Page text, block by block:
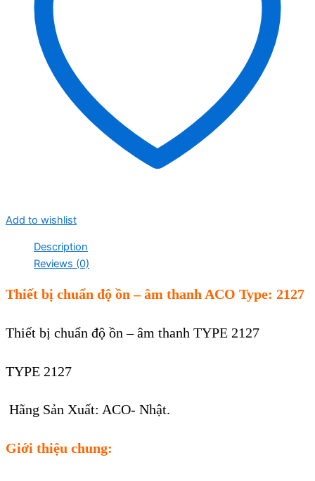
Add to wishlist
Description
Reviews (0)
Thiết bị chuẩn độ ồn – âm thanh ACO Type: 2127
Thiết bị chuẩn độ ồn – âm thanh TYPE 2127
TYPE 2127
Hãng Sản Xuất: ACO- Nhật.
Giới thiệu chung: